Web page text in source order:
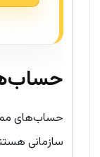
سازمانی